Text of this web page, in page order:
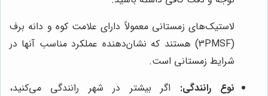
لاستیک‌های زمستانی معمولاً دارای علامت کوه و دانه برف
(3PMSF) هستند که نشان‌دهنده عملکرد مناسب آنها در
شرایط زمستانی است.
نوع رانندگی: اگر بیشتر در شهر رانندگی می‌کنید،